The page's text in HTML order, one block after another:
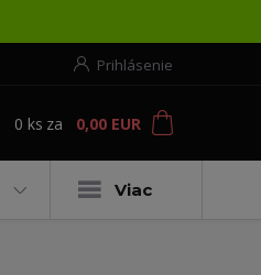
Prihlásenie
0 ks za 0,00 EUR
Viac